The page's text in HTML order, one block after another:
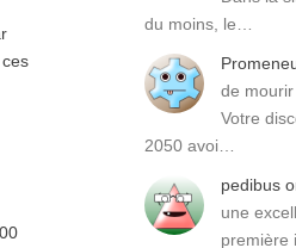
du moins, le…
de
Votre
2050 avoi…
pedibus
une
première